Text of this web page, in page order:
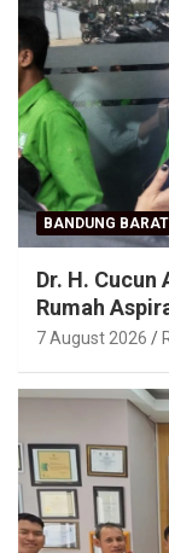
BANDUNG BARAT
Dr. H. Cucun
Rumah
7 August 2026